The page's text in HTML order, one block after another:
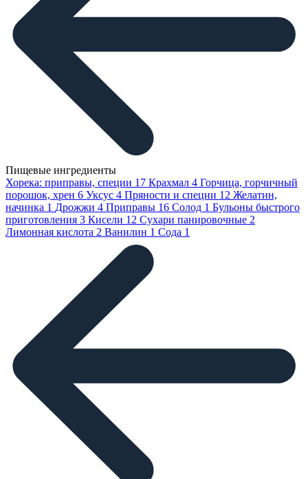
Пищевые ингредиенты
Хорека: приправы, специи 17 Крахмал 4 Горчица, горчичный
порошок, хрен 6 Уксус 4 Пряности и специи 12 Желатин,
начинка 1 Дрожжи 4 Приправы 16 Солод 1 Бульоны быстрого
приготовления 3 Кисели 12 Сухари панировочные 2
Лимонная кислота 2 Ванилин 1 Сода 1